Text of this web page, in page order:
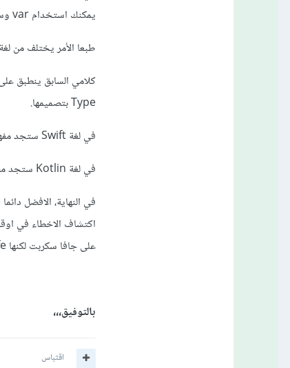
يمكنك استخدام var وسيتم تحديد النوع تلقائيا.
طبعا الأمر يختلف من
Type بتصميمها.
في لغة Swift ستجد مفهوم let, var ايضا، حيث ان let تشبة const اي لا يمكن تغيير قيمته بعد تعريفها.
في لغة Kotlin ستجد مفهوم var, val، ايضا بنفس المفاهيم.
على جافا سكربت لكنها TypeSafe
بالتوفيق،،،
اقتباس